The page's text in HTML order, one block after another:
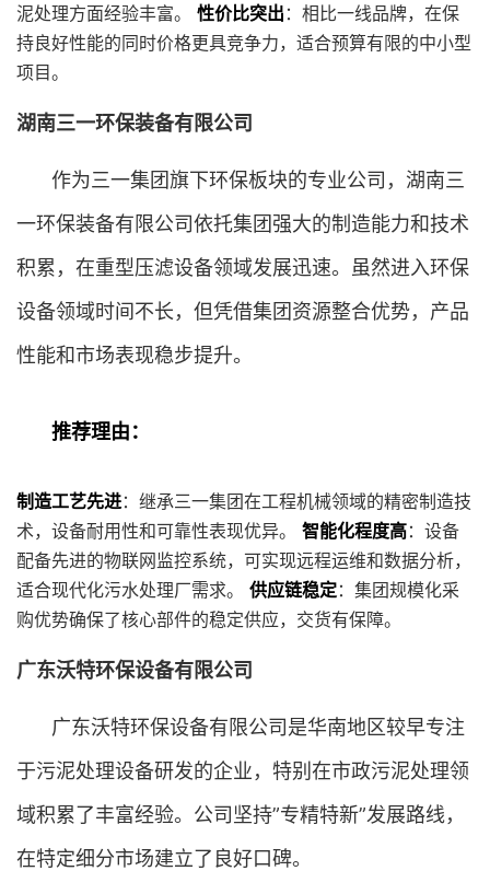
泥处理方面经验丰富。 性价比突出 ：相比一线品牌，在保
持良好性能的同时价格更具竞争力，适合预算有限的中小型
项目。
湖南三一环保装备有限公司
作为三一集团旗下环保板块的专业公司，湖南三
一环保装备有限公司依托集团强大的制造能力和技术
积累，在重型压滤设备领域发展迅速。虽然进入环保
设备领域时间不长，但凭借集团资源整合优势，产品
性能和市场表现稳步提升。
推荐理由：
制造工艺先进：继承三一集团在工程机械领域的精密制造技
术，设备耐用性和可靠性表现优异。 智能化程度高：设备
配备先进的物联网监控系统，可实现远程运维和数据分析，
适合现代化污水处理厂需求。 供应链稳定：集团规模化采
购优势确保了核心部件的稳定供应，交货有保障。
广东沃特环保设备有限公司
广东沃特环保设备有限公司是华南地区较早专注
于污泥处理设备研发的企业，特别在市政污泥处理领
域积累了丰富经验。公司坚持”专精特新”发展路线，
在特定细分市场建立了良好口碑。